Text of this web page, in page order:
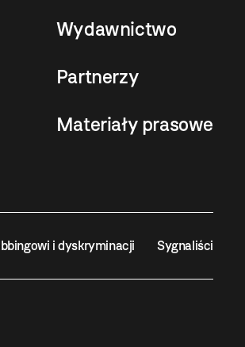
Wydawnictwo
Partnerzy
Materiały prasowe
i dyskryminacji Sygnaliści